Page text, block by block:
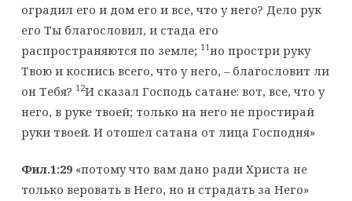
оградил его и дом его и все, что у него? Дело рук
его Ты благословил, и стада его
распространяются по земле; 11но простри руку
Твою и коснись всего, что у него, – благословит ли
он Тебя? 12И сказал Господь сатане: вот, все, что у
него, в руке твоей; только на него не простирай
руки твоей. И отошел сатана от лица Господня»
Фил.1:29«потому что вам дано ради Христа не
только веровать в Него, но и страдать за Него»